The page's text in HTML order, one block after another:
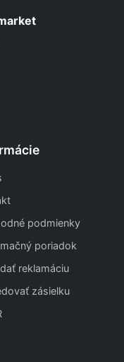
podmienky
poriadok
reklamáciu
zásielku